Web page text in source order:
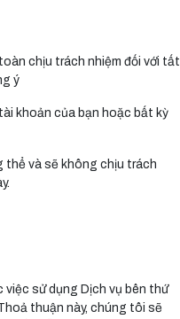
chịu trách nhiệm đối với tất
ý
khoản của bạn hoặc bất kỳ
thể và sẽ không chịu trách
việc sử dụng Dịch vụ bên thứ
thuận này, chúng tôi sẽ